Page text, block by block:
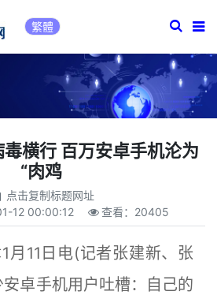
繁體
横行 百万安卓手机沦为
“肉鸡
点击复制标题网址
12 00:00:12 查看： 20405
11日电(记者张建新、张
卓手机用户吐槽：自己的